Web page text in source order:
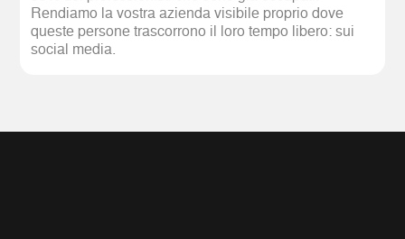
Rendiamo la vostra azienda visibile proprio dove
queste persone trascorrono il loro tempo libero: sui
social media.